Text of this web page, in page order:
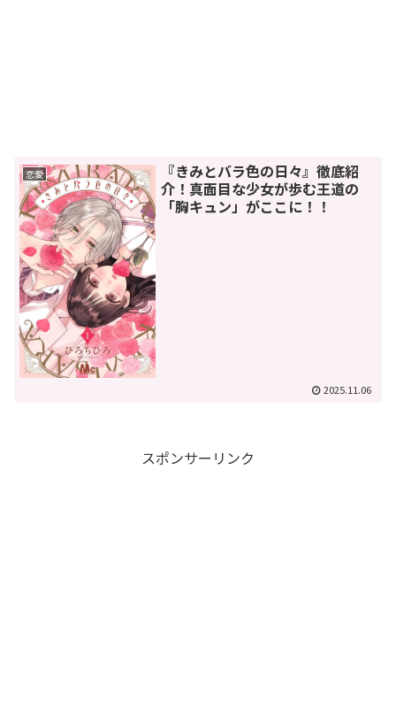
恋愛
『きみとバラ色の日々』徹底紹
介！真面目な少女が歩む王道の
「胸キュン」がここに！！
2025.11.06
スポンサーリンク